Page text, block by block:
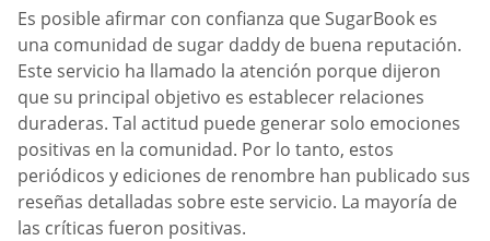
Es posible afirmar con confianza que SugarBook es
una comunidad de sugar daddy de buena reputación.
Este servicio ha llamado la atención porque dijeron
que su principal objetivo es establecer relaciones
duraderas. Tal actitud puede generar solo emociones
positivas en la comunidad. Por lo tanto, estos
periódicos y ediciones de renombre han publicado sus
reseñas detalladas sobre este servicio. La mayoría de
las críticas fueron positivas.